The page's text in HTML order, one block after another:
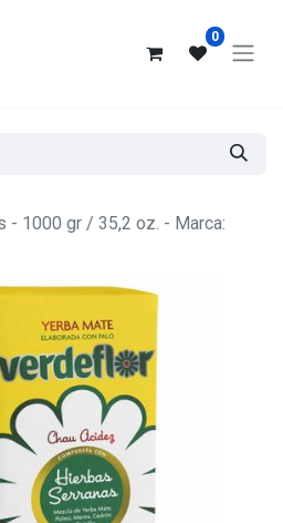
0
- 1000 gr / 35,2 oz. - Marca: